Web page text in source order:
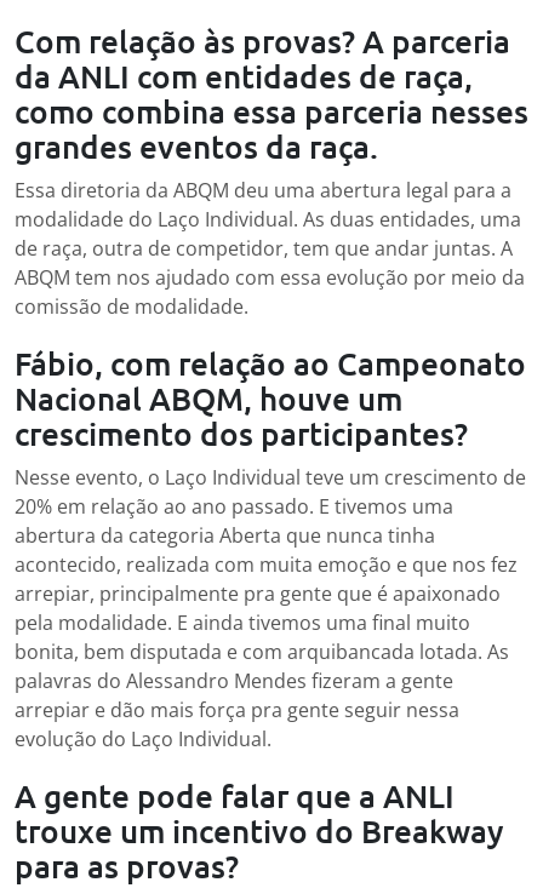
Com relação às provas? A parceria
da ANLI com entidades de raça,
como combina essa parceria nesses
grandes eventos da raça.
Essa diretoria da ABQM deu uma abertura legal para a
modalidade do Laço Individual. As duas entidades, uma
de raça, outra de competidor, tem que andar juntas. A
ABQM tem nos ajudado com essa evolução por meio da
comissão de modalidade.
Fábio, com relação ao Campeonato
Nacional ABQM, houve um
crescimento dos participantes?
Nesse evento, o Laço Individual teve um crescimento de
20% em relação ao ano passado. E tivemos uma
abertura da categoria Aberta que nunca tinha
acontecido, realizada com muita emoção e que nos fez
arrepiar, principalmente pra gente que é apaixonado
pela modalidade. E ainda tivemos uma final muito
bonita, bem disputada e com arquibancada lotada. As
palavras do Alessandro Mendes fizeram a gente
arrepiar e dão mais força pra gente seguir nessa
evolução do Laço Individual.
A gente pode falar que a ANLI
trouxe um incentivo do Breakway
para as provas?